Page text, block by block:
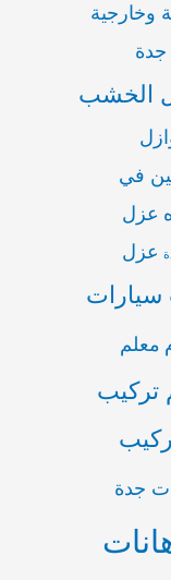
وخارجية
جدة
الخشب
في
عزل
عزل
معلم
تركيب
جدة